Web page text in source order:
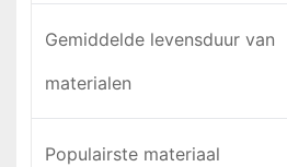
Gemiddelde levensduur van
materialen
Populairste materiaal